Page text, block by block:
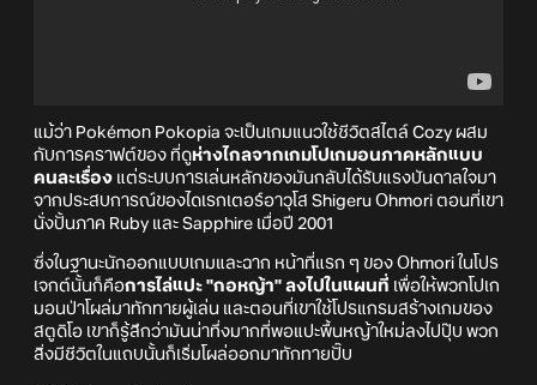
แม้ว่า Pokémon Pokopia จะเป็นเกมแนวใช้ชีวิตสไตล์ Cozy ผสม
กับการคราฟต์ของ ที่ดูห่างไกลจากเกมโปเกมอนภาคหลักแบบ
คนละเรื่อง แต่ระบบการเล่นหลักของมันกลับได้รับแรงบันดาลใจมา
จากประสบการณ์ของไดเรกเตอร์อาวุโส Shigeru Ohmori ตอนที่เขา
นั่งปั้นภาค Ruby และ Sapphire เมื่อปี 2001
ซึ่งในฐานะนักออกแบบเกมและฉาก หน้าที่แรก ๆ ของ Ohmori ในโปร
เจกต์นั้นก็คือการไล่แปะ "กอหญ้า" ลงไปในแผนที่ เพื่อให้พวกโปเก
มอนป่าโผล่มาทักทายผู้เล่น และตอนที่เขาใช้โปรแกรมสร้างเกมของ
สตูดิโอ เขาก็รู้สึกว่ามันน่าทึ่งมากที่พอแปะพื้นหญ้าใหม่ลงไปปุ๊บ พวก
สิ่งมีชีวิตในแถบนั้นก็เริ่มโผล่ออกมาทักทายปั๊บ